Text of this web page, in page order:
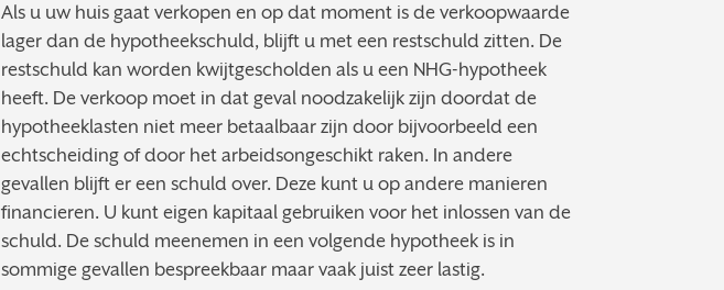
Als u uw huis gaat verkopen en op dat moment is de verkoopwaarde
lager dan de hypotheekschuld, blijft u met een restschuld zitten. De
restschuld kan worden kwijtgescholden als u een NHG-hypotheek
heeft. De verkoop moet in dat geval noodzakelijk zijn doordat de
hypotheeklasten niet meer betaalbaar zijn door bijvoorbeeld een
echtscheiding of door het arbeidsongeschikt raken. In andere
gevallen blijft er een schuld over. Deze kunt u op andere manieren
financieren. U kunt eigen kapitaal gebruiken voor het inlossen van de
schuld. De schuld meenemen in een volgende hypotheek is in
sommige gevallen bespreekbaar maar vaak juist zeer lastig.